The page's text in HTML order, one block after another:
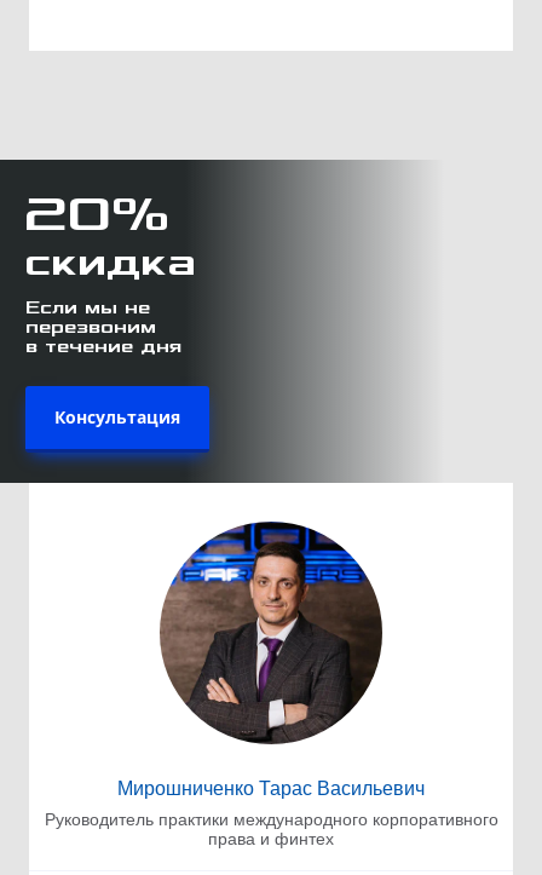
Мирошниченко Тарас Васильевич
Руководитель практики международного корпоративного
права и финтех
20%
скидка
Если мы не
перезвоним
в течение дня
Консультация